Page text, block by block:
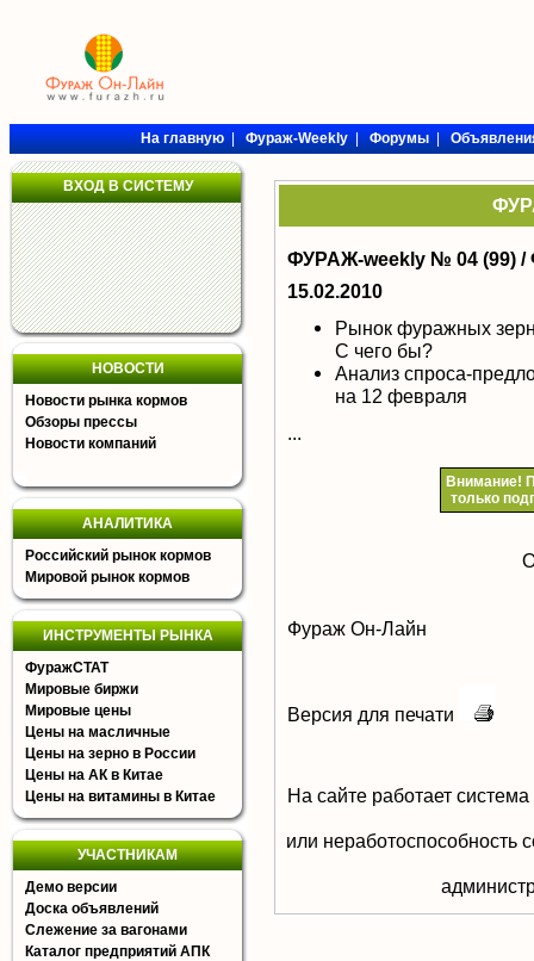
На главную|Фураж-Weekly|Форумы|
ВХОД В СИСТЕМУ
НОВОСТИ
Новости рынка кормов
Обзоры прессы
Новости компаний
АНАЛИТИКА
Российский рынок кормов
Мировой рынок кормов
ИНСТРУМЕНТЫ РЫНКА
ФуражСТАТ
Мировые биржи
Мировые цены
Цены на масличные
Цены на зерно в России
Цены на АК в Китае
Цены на витамины в Китае
УЧАСТНИКАМ
Демо версии
Доска объявлений
Слежение за вагонами
Каталог предприятий АПК
ФУРАЖ-weekly № 04 (99) /
15.02.2010
Рынок фуражных
С чего бы?
Анализ спроса-
на 12 февраля
...
Внимание!
только
Фураж Он-Лайн
Версия для печати
На сайте работает
или неработоспособность